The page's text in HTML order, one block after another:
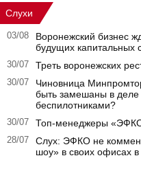
Слухи
03/08
Воронежский бизнес
будущих капитальных
30/07 Треть воронежских
30/07
Чиновница
быть замешаны в
беспилотниками?
30/07 Топ-менеджеры
28/07
Слух: ЭФКО не
шоу» в своих офисах